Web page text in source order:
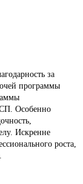
за
программы
Особенно
Искренне
роста,